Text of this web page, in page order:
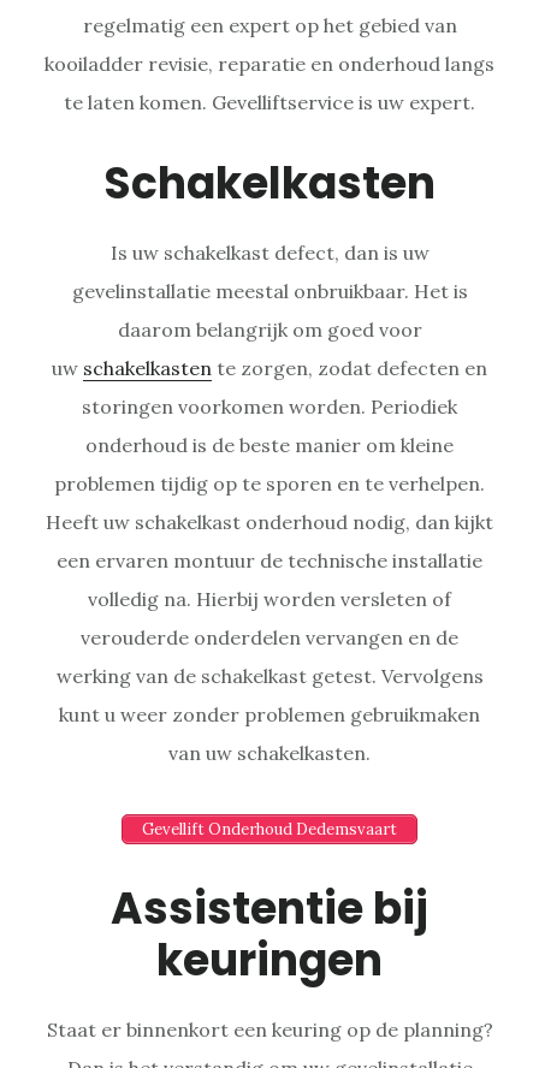
regelmatig een expert op het gebied van
kooiladder revisie, reparatie en onderhoud langs
te laten komen. Gevelliftservice is uw expert.
Schakelkasten
Is uw schakelkast defect, dan is uw
gevelinstallatie meestal onbruikbaar. Het is
daarom belangrijk om goed voor
uw schakelkasten te zorgen, zodat defecten en
storingen voorkomen worden. Periodiek
onderhoud is de beste manier om kleine
problemen tijdig op te sporen en te verhelpen.
Heeft uw schakelkast onderhoud nodig, dan kijkt
een ervaren montuur de technische installatie
volledig na. Hierbij worden versleten of
verouderde onderdelen vervangen en de
werking van de schakelkast getest. Vervolgens
kunt u weer zonder problemen gebruikmaken
van uw schakelkasten.
Gevellift Onderhoud Dedemsvaart
Assistentie bij
keuringen
Staat er binnenkort een keuring op de planning?